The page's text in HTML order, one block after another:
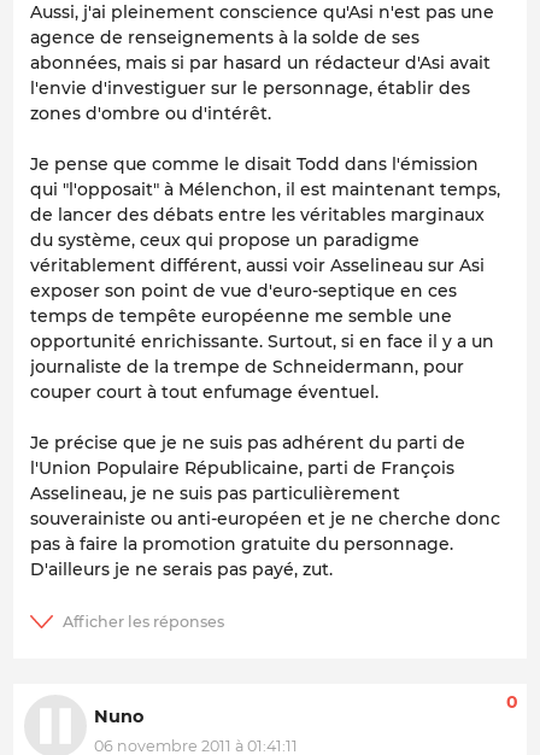
Aussi, j'ai pleinement conscience qu'Asi n'est pas une
agence de renseignements à la solde de ses
abonnées, mais si par hasard un rédacteur d'Asi avait
l'envie d'investiguer sur le personnage, établir des
zones d'ombre ou d'intérêt.
Je pense que comme le disait Todd dans l'émission
qui "l'opposait" à Mélenchon, il est maintenant temps,
de lancer des débats entre les véritables marginaux
du système, ceux qui propose un paradigme
véritablement différent, aussi voir Asselineau sur Asi
exposer son point de vue d'euro-septique en ces
temps de tempête européenne me semble une
opportunité enrichissante. Surtout, si en face il y a un
journaliste de la trempe de Schneidermann, pour
couper court à tout enfumage éventuel.
Je précise que je ne suis pas adhérent du parti de
l'Union Populaire Républicaine, parti de François
Asselineau, je ne suis pas particulièrement
souverainiste ou anti-européen et je ne cherche donc
pas à faire la promotion gratuite du personnage.
D'ailleurs je ne serais pas payé, zut.
Nuno
06 novembre 2011 à 01:41:11
0